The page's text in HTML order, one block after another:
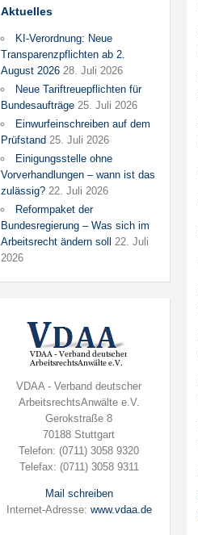
Aktuelles
KI-Verordnung: Neue
Transparenzpflichten ab 2.
August 2026 28. Juli 2026
Neue Tariftreuepflichten für
Bundesaufträge 25. Juli 2026
Einwurfeinschreiben auf dem
Prüfstand 25. Juli 2026
Einigungsstelle ohne
Vorverhandlungen – wann ist das
zulässig? 22. Juli 2026
Reformpaket der
Bundesregierung – Was sich im
Arbeitsrecht ändern soll
22. Juli
2026
VDAA - Verband deutscher
ArbeitsrechtsAnwälte e.V.
Gerokstraße 8
70188 Stuttgart
Telefon: (0711) 3058 9320
Telefax: (0711) 3058 9311
Mail schreiben
Internet-Adresse: www.vdaa.de